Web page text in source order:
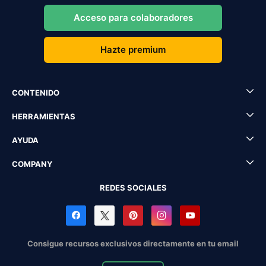
Acceso para colaboradores
Hazte premium
CONTENIDO
HERRAMIENTAS
AYUDA
COMPANY
REDES SOCIALES
Consigue recursos exclusivos directamente en tu email